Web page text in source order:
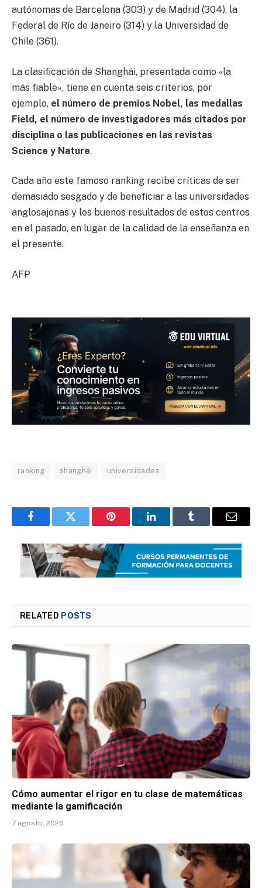
autónomas de Barcelona (303) y de Madrid (304), la
Federal de Río de Janeiro (314) y la Universidad de
Chile (361).
La clasificación de Shanghái, presentada como «la
más fiable», tiene en cuenta seis criterios, por
ejemplo, el número de premios Nobel, las medallas
Field, el número de investigadores más citados por
disciplina o las publicaciones en las revistas
Science y Nature.
Cada año este famoso ranking recibe críticas de ser
demasiado sesgado y de beneficiar a las universidades
anglosajonas y los buenos resultados de estos centros
en el pasado, en lugar de la calidad de la enseñanza en
el presente.
AFP
ranking shanghái universidades
FacebookTwitter Pinterest LinkedInTumblr Email
RELATED POSTS
Cómo aumentar el rigor en tu clase de matemáticas
mediante la gamificación
7 agosto, 2026